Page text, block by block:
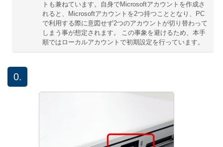
トも兼ねています。自身でMicrosoftアカウントを作成さ
れると、Microsoftアカウントを2つ持つこととなり、PC
で利用する際に意図せず2つのアカウントが切り替わって
しまう事が想定されます。
この事象を避けるため、本手
順ではローカルアカウントで初期設定を行っています。
0.